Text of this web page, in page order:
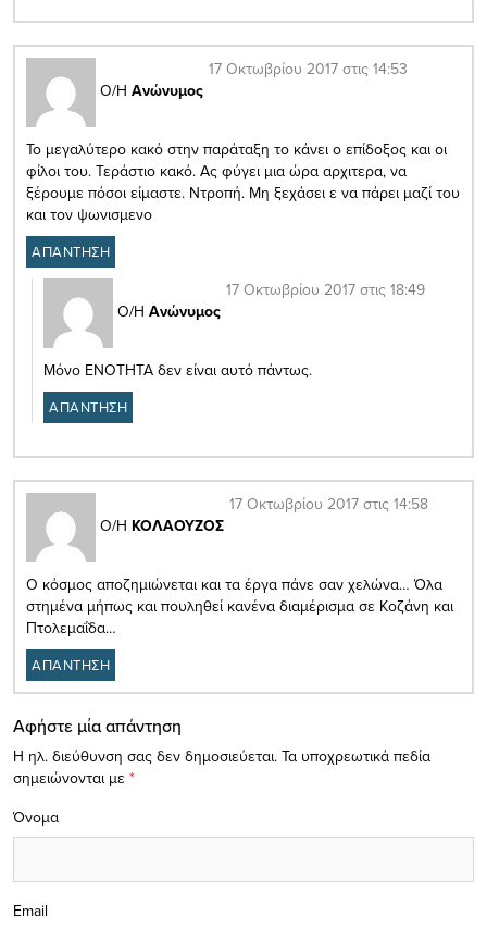
Ο/Η Ανώνυμος
17 Οκτωβρίου 2017 στις 14:53
Το μεγαλύτερο κακό στην παράταξη το κάνει ο επίδοξος και οι
φίλοι του. Τεράστιο κακό. Ας φύγει μια ώρα αρχιτερα, να
ξέρουμε πόσοι είμαστε. Ντροπή. Μη ξεχάσει ε να πάρει μαζί του
και τον ψωνισμενο
ΑΠΑΝΤΗΣΗ
Ο/Η Ανώνυμος
17 Οκτωβρίου 2017 στις 18:49
Μόνο ΕΝΟΤΗΤΑ δεν είναι αυτό πάντως.
ΑΠΑΝΤΗΣΗ
Ο/Η ΚΟΛΑΟΥΖΟΣ
17 Οκτωβρίου 2017 στις 14:58
Ο κόσμος αποζημιώνεται και τα έργα πάνε σαν χελώνα… Όλα
στημένα μήπως και πουληθεί κανένα διαμέρισμα σε Κοζάνη και
Πτολεμαΐδα…
ΑΠΑΝΤΗΣΗ
Αφήστε μία απάντηση
Η ηλ. διεύθυνση σας δεν δημοσιεύεται. Τα υποχρεωτικά πεδία
σημειώνονται με *
Όνομα
Email